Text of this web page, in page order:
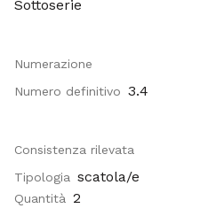
Sottoserie
Numerazione
Numero definitivo 3.4
Consistenza rilevata
Tipologia scatola/e
Quantità 2